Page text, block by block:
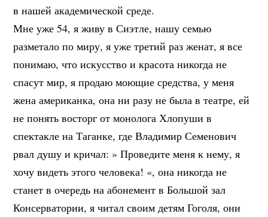
в нашей академической среде.
Мне уже 54, я живу в Сиэтле, нашу семью
разметало по миру, я уже третий раз женат, я все
понимаю, что искусство и красота никогда не
спасут мир, я продаю моющие средства, у меня
жена американка, она ни разу не была в театре, ей
не понять восторг от монолога Хлопуши в
спектакле на Таганке, где Владимир Семенович
рвал душу и кричал: » Проведите меня к нему, я
хочу видеть этого человека! «, она никогда не
станет в очередь на абонемент в Большой зал
Консерватории, я читал своим детям Гоголя, они